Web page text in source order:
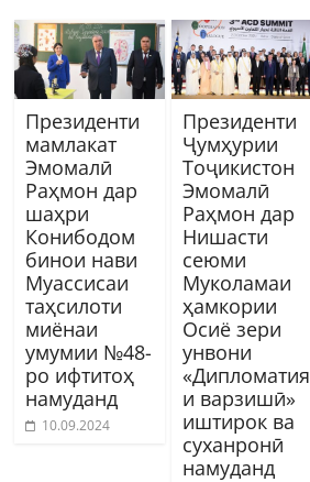
Президенти
мамлакат
Эмомалӣ
Раҳмон дар
шаҳри
Конибодом
бинои нави
Муассисаи
таҳсилоти
миёнаи
умумии №48-
ро ифтитоҳ
намуданд
10.09.2024
Президенти
Ҷумҳурии
Тоҷикистон
Эмомалӣ
Раҳмон дар
Нишасти
сеюми
Муколамаи
ҳамкории
Осиё зери
унвони
«Дипломатия
и варзишӣ»
иштирок ва
суханронӣ
намуданд